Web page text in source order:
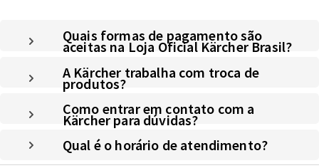
Quais formas de pagamento são
aceitas na Loja Oficial Kärcher Brasil?
A Kärcher trabalha com troca de
produtos?
Como entrar em contato com a
Kärcher para dúvidas?
Qual é o horário de atendimento?